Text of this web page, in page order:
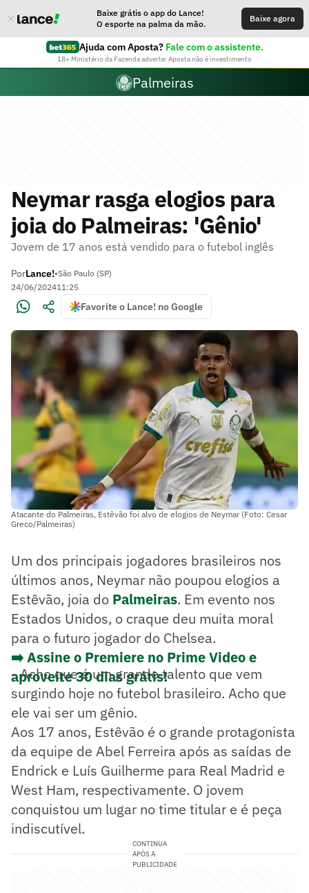
Baixe grátis o app do Lance!
O esporte na palma da mão.
Baixe agora
Ajuda com Aposta? Fale com o assistente.
18+ Ministério da Fazenda adverte: Aposta não é investimento
Palmeiras
Neymar rasga elogios para
joia do Palmeiras: 'Gênio'
Jovem de 17 anos está vendido para o futebol inglês
PorLance!•São Paulo (SP)
24/06/202411:25
Favorite o Lance! no Google
Atacante do Palmeiras, Estêvão foi alvo de elogios de Neymar (Foto: Cesar
Greco/Palmeiras)
Um dos principais jogadores brasileiros nos
últimos anos, Neymar não poupou elogios a
Estêvão, joia do Palmeiras. Em evento nos
Estados Unidos, o craque deu muita moral
para o futuro jogador do Chelsea.
➡️ Assine o Premiere no Prime Video e
aproveite 30 dias grátis!
- Acho que é um grande talento que vem
surgindo hoje no futebol brasileiro. Acho que
ele vai ser um gênio.
Aos 17 anos, Estêvão é o grande protagonista
da equipe de Abel Ferreira após as saídas de
Endrick e Luís Guilherme para Real Madrid e
West Ham, respectivamente. O jovem
conquistou um lugar no time titular e é peça
indiscutível.
CONTINUA
APÓS A
PUBLICIDADE